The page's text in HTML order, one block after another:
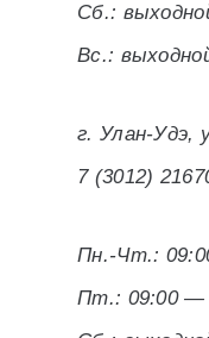
Сб.:
Вс.:
г. Улан-Удэ,
7 (3012)
Пн.-Чт.:
Пт.: 09:00 —